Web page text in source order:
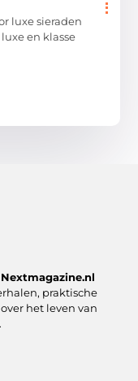
luxe sieraden
en klasse
praktische
het leven van